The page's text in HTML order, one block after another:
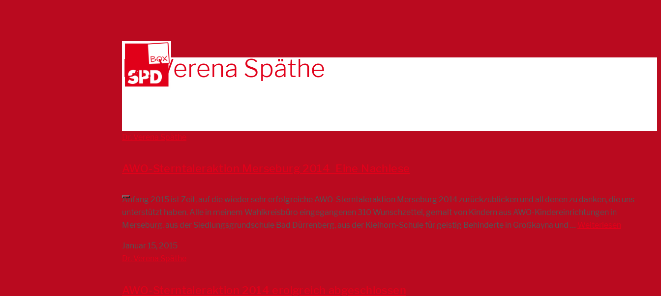
Dr. Verena Späthe
Dr. Verena Späthe
AWO-Sterntaleraktion Merseburg 2014  Eine Nachlese
Anfang 2015 ist Zeit, auf die wieder sehr erfolgreiche AWO-Sterntaleraktion Merseburg 2014 zurückzublicken und all denen zu danken, die uns
unterstützt haben. Alle in meinem Wahlkreisbüro eingegangenen 310 Wunschzettel, gemalt von Kindern aus AWO-Kindereinrichtungen in
Merseburg, aus der Siedlungsgrundschule Bad Dürrenberg, aus der Kielhorn-Schule für geistig Behinderte in Großkayna und … Weiterlesen
Januar 15, 2015
Dr. Verena Späthe
AWO-Sterntaleraktion 2014 erolgreich abgeschlossen